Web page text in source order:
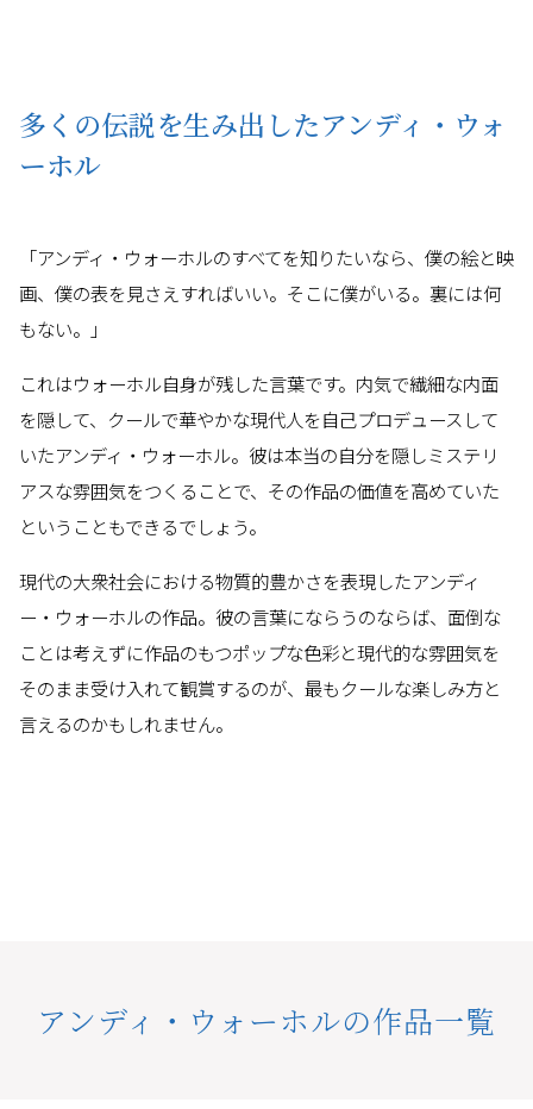
多くの伝説を生み出したアンディ・ウォ
ーホル
「アンディ・ウォーホルのすべてを知りたいなら、僕の絵と映
画、僕の表を見さえすればいい。そこに僕がいる。裏には何
もない。」
これはウォーホル自身が残した言葉です。内気で繊細な内面
を隠して、クールで華やかな現代人を自己プロデュースして
いたアンディ・ウォーホル。彼は本当の自分を隠しミステリ
アスな雰囲気をつくることで、その作品の価値を高めていた
ということもできるでしょう。
現代の大衆社会における物質的豊かさを表現したアンディ
ー・ウォーホルの作品。彼の言葉にならうのならば、面倒な
ことは考えずに作品のもつポップな色彩と現代的な雰囲気を
そのまま受け入れて観賞するのが、最もクールな楽しみ方と
言えるのかもしれません。
アンディ・ウォーホルの作品一覧